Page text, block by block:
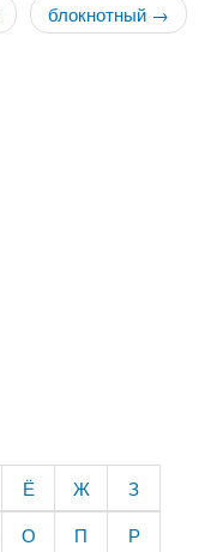
блокнотный →
Ё Ж
З
О П Р